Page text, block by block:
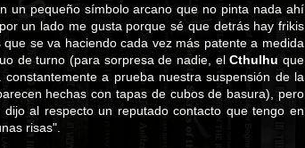
un pequeño símbolo arcano que no pinta nada ahí
un lado me gusta porque sé que detrás hay frikis
se va haciendo cada vez más patente a medida
de turno (para sorpresa de nadie, elCthulhu que
a prueba nuestra suspensión de la
hechas con tapas de cubos de basura), pero
al respecto un reputado contacto que tengo en
risas".